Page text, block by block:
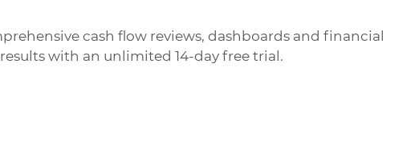
cash flow reviews, dashboards and financial
with an unlimited 14-day free trial.